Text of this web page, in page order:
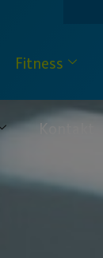
Fitness
Kontakt